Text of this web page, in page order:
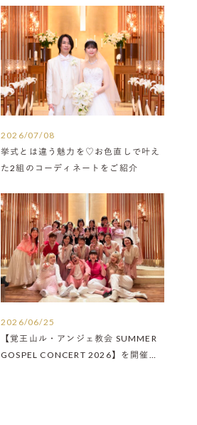
2026/07/08
挙式とは違う魅力を♡お色直しで叶え
た2組のコーディネートをご紹介
2026/06/25
【覚王山ル・アンジェ教会 SUMMER
GOSPEL CONCERT 2026】を開催い